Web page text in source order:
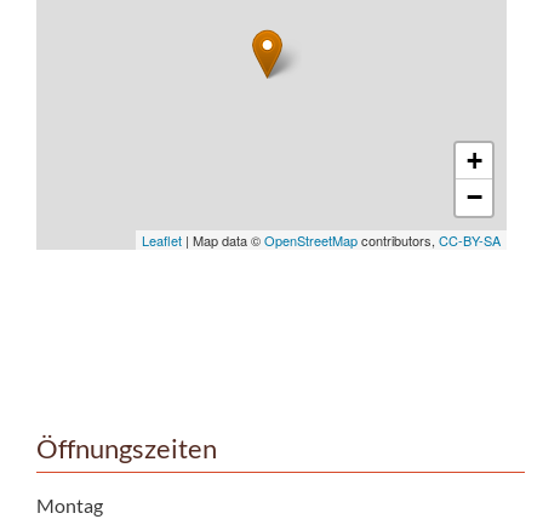
+
−
Leaflet | Map data ©OpenStreetMapcontributors, CC-BY-SA
Öffnungszeiten
Montag